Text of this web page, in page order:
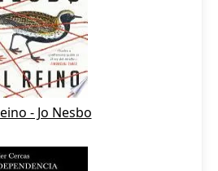
- Jo Nesbo